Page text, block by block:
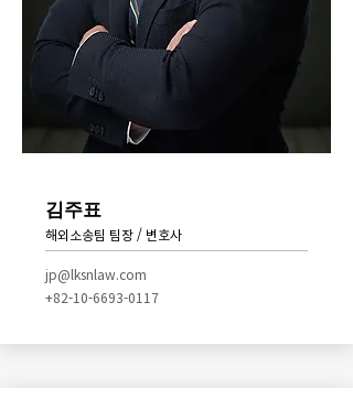
김주표
해외소송팀 팀장 / 변호사
jp@lksnlaw.com
+82-10-6693-0117